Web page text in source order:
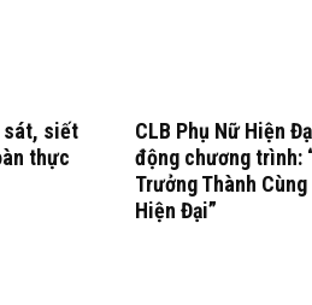
sát, siết
thực
CLB Phụ Nữ Hiện
động chương trình:
Trưởng Thành
Hiện Đại”